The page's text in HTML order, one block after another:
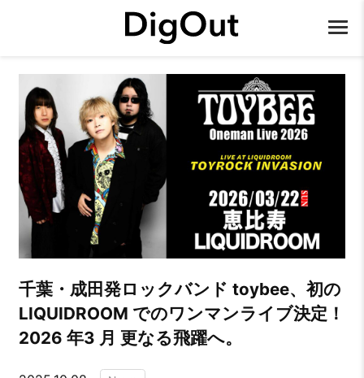
千葉・成田発ロックバンド toybee、初の
LIQUIDROOM でのワンマンライブ決定！
2026 年3 月 更なる飛躍へ。